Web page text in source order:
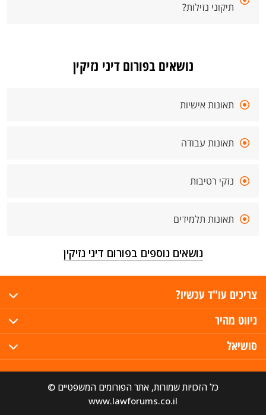
תיקוני נזילות?
נושאים בפורום דיני נזיקין
תאונות אישיות
תאונות עבודה
נזקי רטיבות
תאונות תלמידים
נושאים נוספים בפורום דיני נזיקין
צריכים עו"ד עכשיו?
ניווט מהיר
סושיאל
כל הזכויות שמורות, אתר הפורומים המשפטיים ©
www.lawforums.co.il